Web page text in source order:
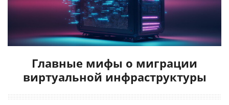
Главные мифы о миграции
виртуальной инфраструктуры